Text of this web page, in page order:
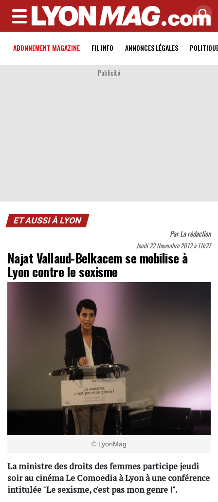
MENU
ABONNEMENT MAGAZINE FIL INFO ANNONCES LÉGALES
Publicité
ET AUSSI À LYON
ParLa rédaction
Jeudi 22 Novembre 2012 à 11h27
Najat Vallaud-Belkacem se mobilise à
Lyon contre le sexisme
© LyonMag
La ministre des droits des femmes participe jeudi
soir au cinéma Le Comoedia à Lyon à une conférence
intitulée "Le sexisme, c'est pas mon genre !".